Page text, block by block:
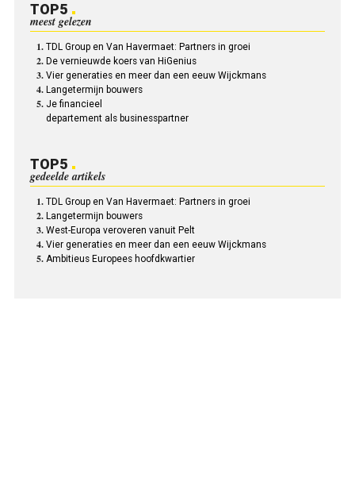
TOP5
meest gelezen
TDL Group en Van Havermaet: Partners in groei
De vernieuwde koers van HiGenius
Vier generaties en meer dan een eeuw Wijckmans
Langetermijn bouwers
Je financieel
departement als businesspartner
TOP5
gedeelde artikels
TDL Group en Van Havermaet: Partners in groei
Langetermijn bouwers
West-Europa veroveren vanuit Pelt
Vier generaties en meer dan een eeuw Wijckmans
Ambitieus Europees hoofdkwartier